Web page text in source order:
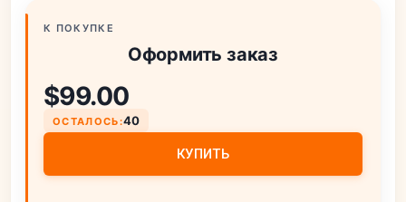
К ПОКУПКЕ
Оформить заказ
$99.00
ОСТАЛОСЬ:40
КУПИТЬ